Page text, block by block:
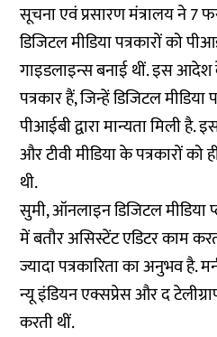
सूचना एवं प्रसारण मंत्रालय ने 7
डिजिटल मीडिया पत्रकारों को
गाइडलाइन्स बनाई थीं. इस आदेश
पत्रकार हैं, जिन्हें डिजिटल
पीआईबी द्वारा मान्यता मिली
और टीवी मीडिया के पत्रकारों को
थी.
सुमी, ऑनलाइन डिजिटल मीडिया
में बतौर असिस्टेंट एडिटर काम
ज्यादा पत्रकारिता का अनुभव
न्यू इंडियन एक्सप्रेस और द
करती थीं.